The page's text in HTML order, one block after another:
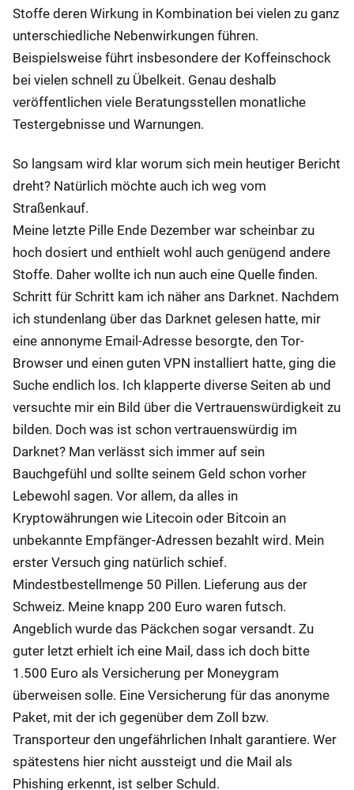
Stoffe deren Wirkung in Kombination bei vielen zu ganz
unterschiedliche Nebenwirkungen führen.
Beispielsweise führt insbesondere der Koffeinschock
bei vielen schnell zu Übelkeit. Genau deshalb
veröffentlichen viele Beratungsstellen monatliche
Testergebnisse und Warnungen.
So langsam wird klar worum sich mein heutiger Bericht
dreht? Natürlich möchte auch ich weg vom
Straßenkauf.
Meine letzte Pille Ende Dezember war scheinbar zu
hoch dosiert und enthielt wohl auch genügend andere
Stoffe. Daher wollte ich nun auch eine Quelle finden.
Schritt für Schritt kam ich näher ans Darknet. Nachdem
ich stundenlang über das Darknet gelesen hatte, mir
eine annonyme Email-Adresse besorgte, den Tor-
Browser und einen guten VPN installiert hatte, ging die
Suche endlich los. Ich klapperte diverse Seiten ab und
versuchte mir ein Bild über die Vertrauenswürdigkeit zu
bilden. Doch was ist schon vertrauenswürdig im
Darknet? Man verlässt sich immer auf sein
Bauchgefühl und sollte seinem Geld schon vorher
Lebewohl sagen. Vor allem, da alles in
Kryptowährungen wie Litecoin oder Bitcoin an
unbekannte Empfänger-Adressen bezahlt wird. Mein
erster Versuch ging natürlich schief.
Mindestbestellmenge 50 Pillen. Lieferung aus der
Schweiz. Meine knapp 200 Euro waren futsch.
Angeblich wurde das Päckchen sogar versandt. Zu
guter letzt erhielt ich eine Mail, dass ich doch bitte
1.500 Euro als Versicherung per Moneygram
überweisen solle. Eine Versicherung für das anonyme
Paket, mit der ich gegenüber dem Zoll bzw.
Transporteur den ungefährlichen Inhalt garantiere. Wer
spätestens hier nicht aussteigt und die Mail als
Phishing erkennt, ist selber Schuld.